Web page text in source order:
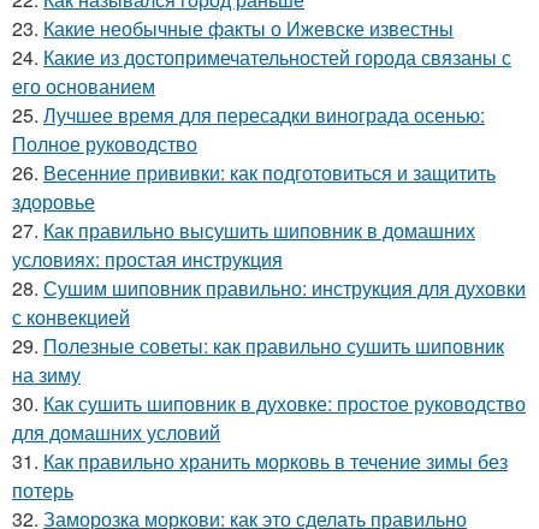
23. Какие необычные факты о Ижевске известны
24. Какие из достопримечательностей города связаны с
его основанием
25. Лучшее время для пересадки винограда осенью:
Полное руководство
26. Весенние прививки: как подготовиться и защитить
здоровье
27. Как правильно высушить шиповник в домашних
условиях: простая инструкция
28. Сушим шиповник правильно: инструкция для духовки
с конвекцией
29. Полезные советы: как правильно сушить шиповник
на зиму
30. Как сушить шиповник в духовке: простое руководство
для домашних условий
31. Как правильно хранить морковь в течение зимы без
потерь
32. Заморозка моркови: как это сделать правильно